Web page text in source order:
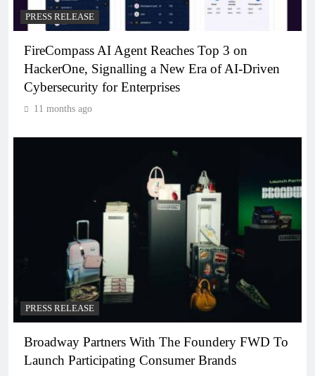
PRESS RELEASE
FireCompass AI Agent Reaches Top 3 on
HackerOne, Signalling a New Era of AI-Driven
Cybersecurity for Enterprises
11 months ago
PRESS RELEASE
Broadway Partners With The Foundery FWD To
Launch Participating Consumer Brands